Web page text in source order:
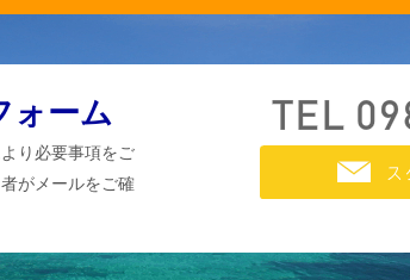
ォーム
り必要事項をご
がメールをご確